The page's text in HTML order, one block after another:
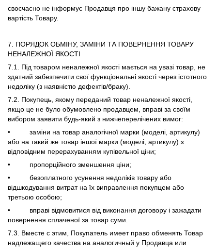
своєчасно не інформує Продавця про іншу бажану страхову
вартість Товару.
7. ПОРЯДОК ОБМІНУ, ЗАМІНИ ТА ПОВЕРНЕННЯ ТОВАРУ
НЕНАЛЕЖНОЇ ЯКОСТІ
7.1. Під товаром неналежної якості мається на увазі товар, не
здатний забезпечити свої функціональні якості через істотного
недоліку (з наявністю дефектів/браку).
7.2. Покупець, якому переданий товар неналежної якості,
якщо це не було обумовлено продавцем, вправі за своїм
вибором заявити будь-який з нижчеперелічених вимог:
• заміни на товар аналогічної марки (моделі, артикулу)
або на такий же товар іншої марки (моделі, артикулу) з
відповідним перерахуванням купівельної ціни;
• пропорційного зменшення ціни;
• безоплатного усунення недоліків товару або
відшкодування витрат на їх виправлення покупцем або
третьою особою;
• вправі відмовитися від виконання договору і зажадати
повернення сплаченої за товар суми.
7.3. Вместе с этим, Покупатель имеет право обменять Товар
надлежащего качества на аналогичный у Продавца или